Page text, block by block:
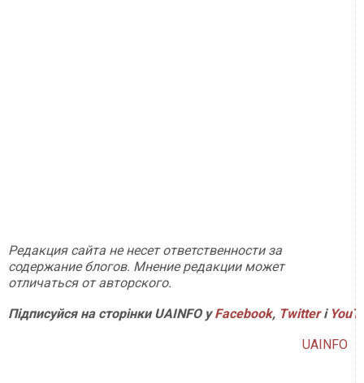
Редакция сайта не несет ответственности за
содержание блогов. Мнение редакции может
отличаться от авторского.
Підписуйся на сторінки UAINFO уFacebook, Twitterі
UAINFO